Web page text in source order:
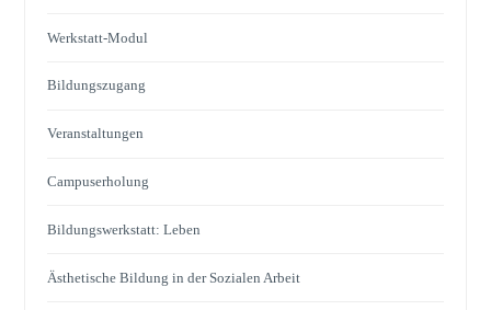
Werkstatt-Modul
Bildungszugang
Veranstaltungen
Campuserholung
Bildungswerkstatt: Leben
Ästhetische Bildung in der Sozialen Arbeit